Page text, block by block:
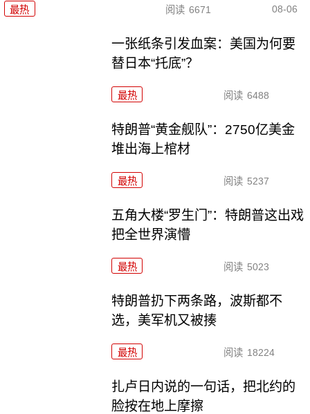
最热 阅读 6671 08-06
一张纸条引发血案：美国为何要
替日本“托底”？
最热 阅读 6488
特朗普“黄金舰队”：2750亿美金
堆出海上棺材
最热 阅读 5237
五角大楼“罗生门”：特朗普这出戏
把全世界演懵
最热 阅读 5023
特朗普扔下两条路，波斯都不
选，美军机又被揍
最热 阅读 18224
扎卢日内说的一句话，把北约的
脸按在地上摩擦